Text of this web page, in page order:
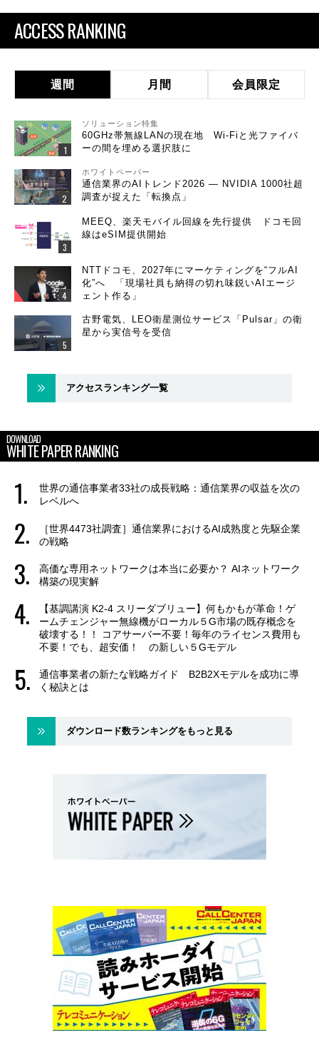
ACCESS RANKING
週間 月間 会員限定
ソリューション特集
60GHz帯無線LANの現在地 Wi-Fiと光ファイバ
ーの間を埋める選択肢に
ホワイトペーパー
通信業界のAIトレンド2026 ― NVIDIA 1000社超
調査が捉えた「転換点」
MEEQ、楽天モバイル回線を先行提供 ドコモ回
線はeSIM提供開始
NTTドコモ、2027年にマーケティングを“フルAI
化”へ 「現場社員も納得の切れ味鋭いAIエージ
ェント作る」
古野電気、LEO衛星測位サービス「Pulsar」の衛
星から実信号を受信
アクセスランキング一覧
DOWNLOAD
WHITE PAPER RANKING
世界の通信事業者33社の成長戦略：通信業界の収益を次の
レベルへ
［世界4473社調査］通信業界におけるAI成熟度と先駆企業
の戦略
高価な専用ネットワークは本当に必要か？ AIネットワーク
構築の現実解
【基調講演 K2-4 スリーダブリュー】何もかもが革命！ゲ
ームチェンジャー無線機がローカル５G市場の既存概念を
破壊する！！ コアサーバー不要！毎年のライセンス費用も
不要！でも、超安価！ の新しい５Gモデル
通信事業者の新たな戦略ガイド B2B2Xモデルを成功に導
く秘訣とは
ダウンロード数ランキングをもっと見る